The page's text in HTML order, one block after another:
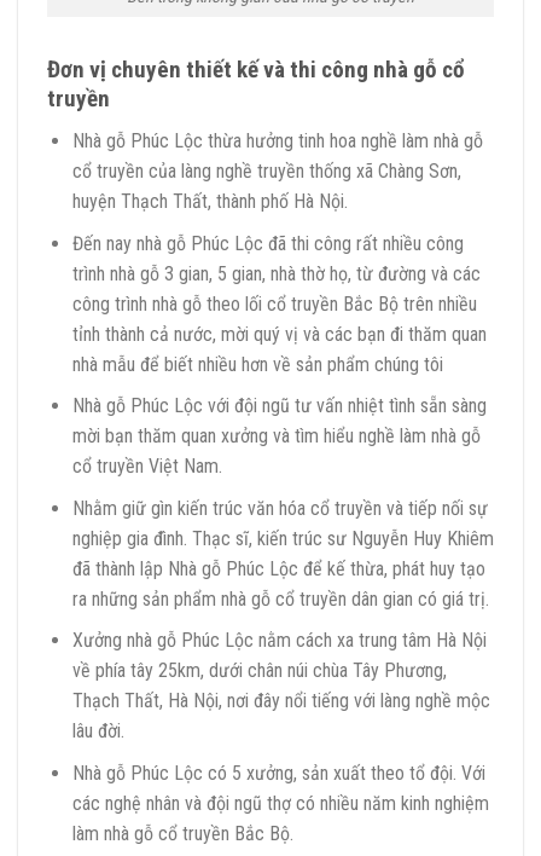
Đơn vị chuyên thiết kế và thi công nhà gỗ cổ
truyền
Nhà gỗ Phúc Lộc thừa hưởng tinh hoa nghề làm nhà gỗ
cổ truyền của làng nghề truyền thống xã Chàng Sơn,
huyện Thạch Thất, thành phố Hà Nội.
Đến nay nhà gỗ Phúc Lộc đã thi công rất nhiều công
trình nhà gỗ 3 gian, 5 gian, nhà thờ họ, từ đường và các
công trình nhà gỗ theo lối cổ truyền Bắc Bộ trên nhiều
tỉnh thành cả nước, mời quý vị và các bạn đi thăm quan
nhà mẫu để biết nhiều hơn về sản phẩm chúng tôi
Nhà gỗ Phúc Lộc với đội ngũ tư vấn nhiệt tình sẵn sàng
mời bạn thăm quan xưởng và tìm hiểu nghề làm nhà gỗ
cổ truyền Việt Nam.
Nhằm giữ gìn kiến trúc văn hóa cổ truyền và tiếp nối sự
nghiệp gia đình. Thạc sĩ, kiến trúc sư Nguyễn Huy Khiêm
đã thành lập Nhà gỗ Phúc Lộc để kế thừa, phát huy tạo
ra những sản phẩm nhà gỗ cổ truyền dân gian có giá trị.
Xưởng nhà gỗ Phúc Lộc nằm cách xa trung tâm Hà Nội
về phía tây 25km, dưới chân núi chùa Tây Phương,
Thạch Thất, Hà Nội, nơi đây nổi tiếng với làng nghề mộc
lâu đời.
Nhà gỗ Phúc Lộc có 5 xưởng, sản xuất theo tổ đội. Với
các nghệ nhân và đội ngũ thợ có nhiều năm kinh nghiệm
làm nhà gỗ cổ truyền Bắc Bộ.